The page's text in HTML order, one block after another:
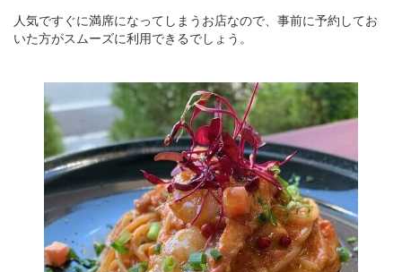
人気ですぐに満席になってしまうお店なので、事前に予約してお
いた方がスムーズに利用できるでしょう。